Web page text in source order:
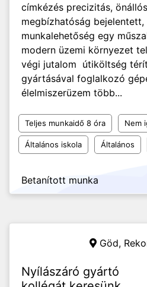
címkézés precizitás,
megbízhatóság bejelentett,
munkalehetőség egy
modern üzemi környezet
végi jutalom útiköltség
gyártásával foglalkozó
élelmiszerüzem több...
Teljes munkaidő 8 óra Nem
Általános iskola Általános
Betanított munka
Göd,
Nyílászáró gyártó